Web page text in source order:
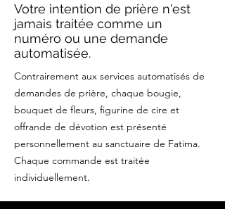
Votre intention de prière n'est
jamais traitée comme un
numéro ou une demande
automatisée.
Contrairement aux services automatisés de
demandes de prière, chaque bougie,
bouquet de fleurs, figurine de cire et
offrande de dévotion est présenté
personnellement au sanctuaire de Fatima.
Chaque commande est traitée
individuellement.